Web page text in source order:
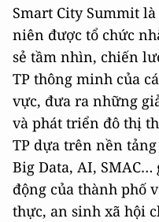
Smart City Summit
niên được tổ chức
sẻ tầm nhìn, chiến
TP thông minh của
vực, đưa ra những
và phát triển đô thị
TP dựa trên nền
Big Data, AI,
động của thành phố
thực, an sinh xã hội